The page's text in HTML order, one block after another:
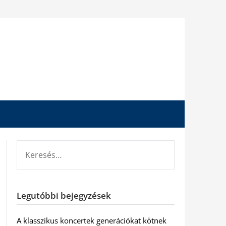
Legutóbbi bejegyzések
A klasszikus koncertek generációkat kötnek